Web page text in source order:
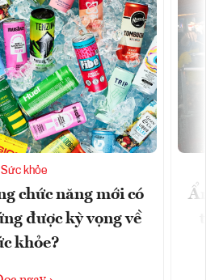
Sức khỏe
chức năng mới có
được kỳ vọng về
khỏe?
Ẩm